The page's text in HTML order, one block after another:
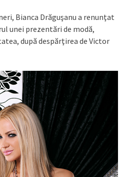
Bianca Drăguşanu a renunţat
unei prezentări de modă,
după despărţirea de Victor